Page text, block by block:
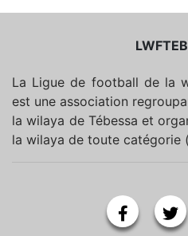
La Ligue de football de la
est une association
la wilaya de Tébessa et
la wilaya de toute catégorie